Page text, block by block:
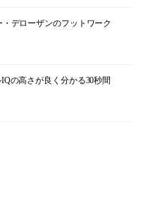
デローザンのフットワーク
の高さが良く分かる30秒間